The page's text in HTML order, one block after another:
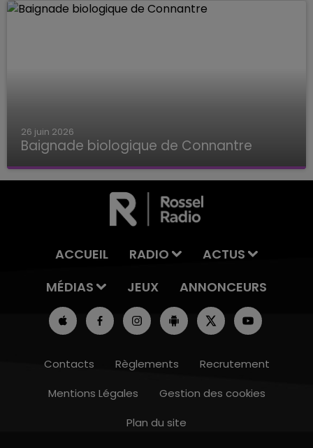
16h00 - 20h00
26 juin 2026
Baignade biologique de Connantre
Baignade biologique de Connantre
ACCUEIL RADIO
ACTUS
MÉDIAS
JEUX ANNONCEURS
Contacts Règlements
Recrutement
Mentions Légales
Gestion des cookies
Plan du site